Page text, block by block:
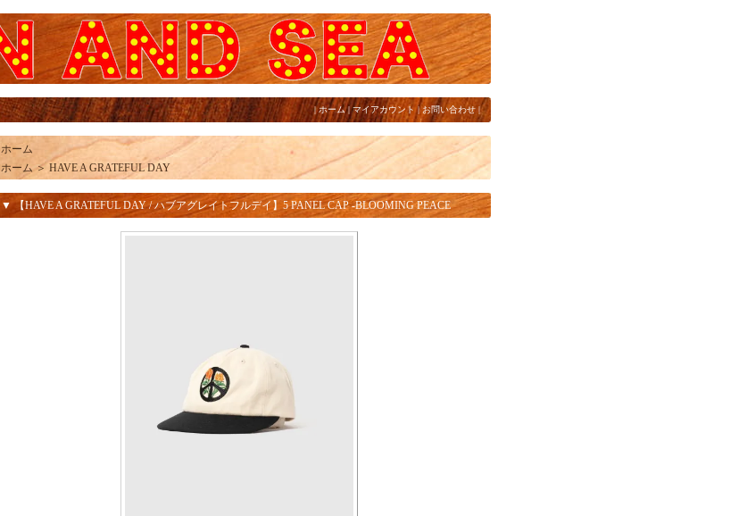
|ホーム|マイアカウント | お問い合わせ |
ホーム
ホーム ＞ HAVE A GRATEFUL DAY
▼ 【HAVE A GRATEFUL DAY / ハブアグレイトフルデイ】5 PANEL CAP -BLOOMING PEACE